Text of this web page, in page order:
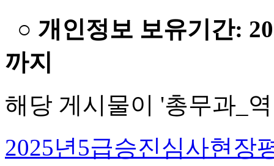
○ 개인정보 보유기간:
까지
해당 게시물이 '총무과_
2025년5급승진심사현장